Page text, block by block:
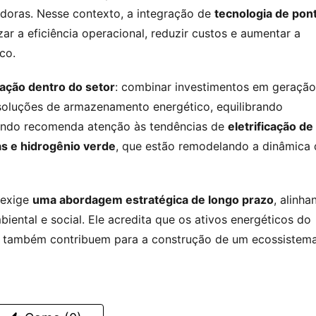
Nesse contexto, a integração de tecnologia de
a eficiência operacional, reduzir custos e aumentar a
dentro do setor: combinar investimentos em geração
de armazenamento energético, equilibrando
recomenda atenção às tendências de eletrificação de
e hidrogênio verde, que estão remodelando a dinâmica
uma abordagem estratégica de longo prazo,
e social. Ele acredita que os ativos energéticos do
contribuem para a construção de um